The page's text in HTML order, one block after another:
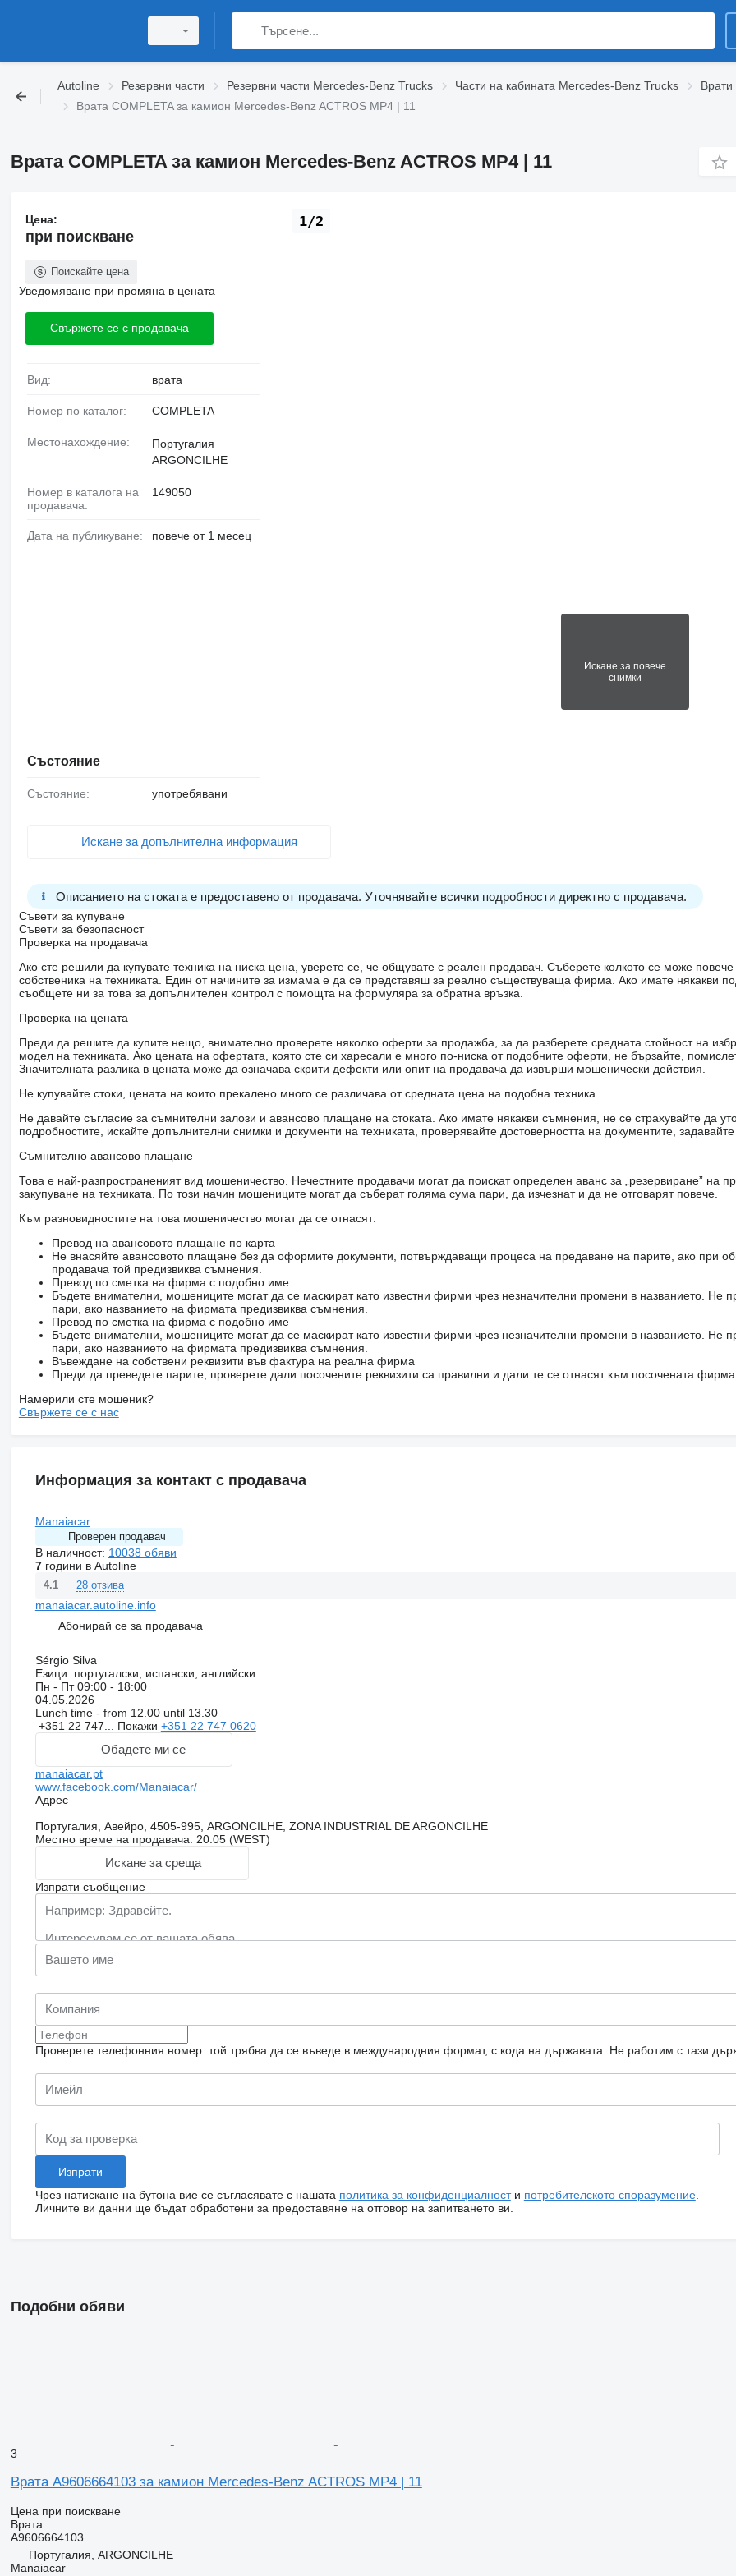
Autoline Резервни части Резервни части Mercedes-Benz Trucks Части на кабината Mercedes-Benz Trucks
Врата COMPLETA за камион Mercedes-Benz ACTROS MP4 | 11
Врата COMPLETA за камион Mercedes-Benz ACTROS MP4 | 11
Искане за повече
снимки
1/2
Цена:
при поискване
Поискайте цена
Уведомяване при промяна в цената
Свържете се с продавача
Вид: врата
Номер по каталог: COMPLETA
Местонахождение:
Португалия
ARGONCILHE
Номер в каталога на
продавача:
149050
Дата на публикуване: повече от 1 месец
Състояние
Състояние: употребявани
Искане за допълнителна информация
Описанието на стоката е предоставено от продавача. Уточнявайте всички подробности директно с продавача.
Съвети за купуване
Съвети за безопасност
Проверка на продавача
Ако сте решили да купувате техника на ниска цена, уверете се, че общувате с реален продавач. Съберете колкото се може
собственика на техниката. Един от начините за измама е да се представяш за реално съществуваща фирма. Ако имате някакви
съобщете ни за това за допълнителен контрол с помощта на формуляра за обратна връзка.
Проверка на цената
Преди да решите да купите нещо, внимателно проверете няколко оферти за продажба, за да разберете средната стойност на
модел на техниката. Ако цената на офертата, която сте си харесали е много по-ниска от подобните оферти, не бързайте,
Значителната разлика в цената може да означава скрити дефекти или опит на продавача да извърши мошенически действия.
Не купувайте стоки, цената на които прекалено много се различава от средната цена на подобна техника.
Не давайте съгласие за съмнителни залози и авансово плащане на стоката. Ако имате някакви съмнения, не се страхувайте да
подробностите, искайте допълнителни снимки и документи на техниката, проверявайте достоверността на документите,
Съмнително авансово плащане
Това е най-разпространеният вид мошеничество. Нечестните продавачи могат да поискат определен аванс за „резервиране” на
закупуване на техниката. По този начин мошениците могат да съберат голяма сума пари, да изчезнат и да не отговарят повече.
Към разновидностите на това мошеничество могат да се отнасят:
Превод на авансовото плащане по карта
Не внасяйте авансовото плащане без да оформите документи, потвърждаващи процеса на предаване на парите, ако при
продавача той предизвиква съмнения.
Превод по сметка на фирма с подобно име
Бъдете внимателни, мошениците могат да се маскират като известни фирми чрез незначителни промени в названието. Не
пари, ако названието на фирмата предизвиква съмнения.
Превод по сметка на фирма с подобно име
Бъдете внимателни, мошениците могат да се маскират като известни фирми чрез незначителни промени в названието. Не
пари, ако названието на фирмата предизвиква съмнения.
Въвеждане на собствени реквизити във фактура на реална фирма
Преди да преведете парите, проверете дали посочените реквизити са правилни и дали те се отнасят към посочената
Намерили сте мошеник?
Свържете се с нас
Информация за контакт с продавача
Manaiacar
Проверен продавач
В наличност: 10038 обяви
7години в Autoline
4.1 28 отзива
manaiacar.autoline.info
Абонирай се за продавача
Sérgio Silva
Езици: португалски, испански, английски
Пн - Пт09:00 - 18:00
04.05.2026
Lunch time - from 12.00 until 13.30
+351 22 747... Покажи +351 22 747 0620
Обадете ми се
manaiacar.pt
www.facebook.com/Manaiacar/
Адрес
Португалия, Авейро, 4505-995, ARGONCILHE, ZONA INDUSTRIAL DE ARGONCILHE
Местно време на продавача: 20:05 (WEST)
Искане за среща
Изпрати съобщение
Проверете телефонния номер: той трябва да се въведе в международния формат, с кода на държавата. Не работим с тази
Чрез натискане на бутона вие се съгласявате с нашата политика за конфиденциалности потребителското споразумение.
Личните ви данни ще бъдат обработени за предоставяне на отговор на запитването ви.
Подобни обяви
3
Врата A9606664103 за камион Mercedes-Benz ACTROS MP4 | 11
Цена при поискване
Врата
A9606664103
Португалия, ARGONCILHE
Manaiacar